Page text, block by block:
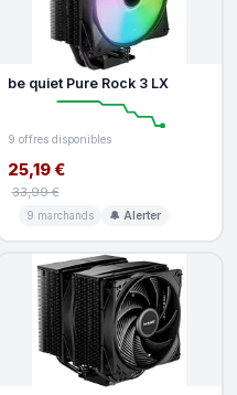
be quiet Pure Rock 3 LX
9 offres disponibles
25,19 €
33,99 €
9 marchands 🔔 Alerter